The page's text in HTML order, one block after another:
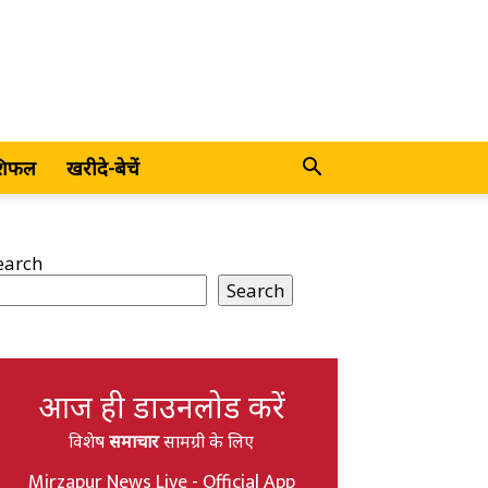
खरीदे-बेचें
Search
आज ही डाउनलोड करें
विशेषसमाचारसामग्री के लिए